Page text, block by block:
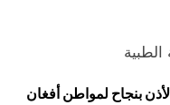
بنجاح لمواطن أفغان